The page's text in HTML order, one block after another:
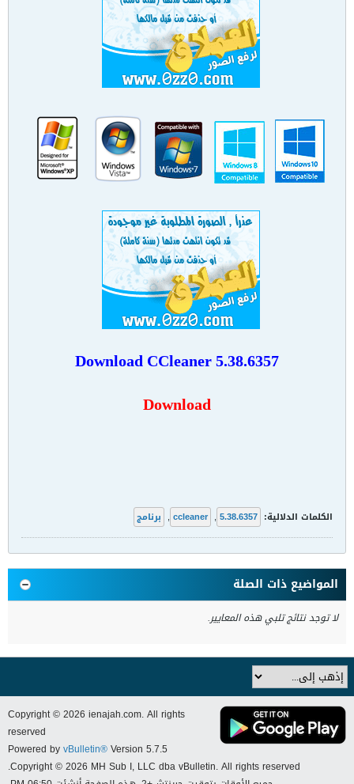
Download CCleaner 5.38.6357
Download
الكلمات الدلالية: 5.38.6357
,
ccleaner
, برنامج
المواضيع ذات الصلة
لا توجد نتائج تلبي هذه المعايير.
Copyright © 2026 ienajah.com. All rights
reserved
Powered byvBulletin®Version 5.7.5
Copyright © 2026 MH Sub I, LLC dba vBulletin. All rights reserved.